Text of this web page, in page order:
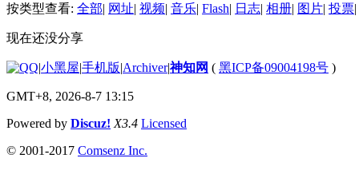
按类型查看: 全部| 网址| 视频| 音乐| Flash| 日志| 相册| 图片| 投票|
现在还没分享
|小黑屋|手机版|Archiver|神知网 ( 黑ICP备09004198号 )
GMT+8, 2026-8-7 13:15
Powered by Discuz! X3.4 Licensed
© 2001-2017 Comsenz Inc.